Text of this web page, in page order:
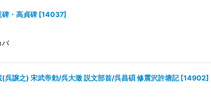
・高貞碑 [14037]
バ
譲之) 宋武帝勅/呉大澂 説文部首/呉昌碩 修震沢許塘記 [14902]